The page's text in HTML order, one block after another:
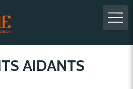
AIDANTS